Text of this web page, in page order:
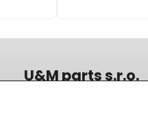
U&M parts s.r.o.